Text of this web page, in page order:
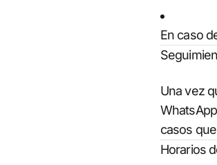
En caso
Una vez
casos
Horarios